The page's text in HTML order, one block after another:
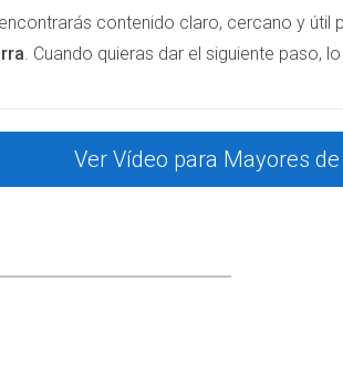
DE JOSÉ Y ANA
moderno en el corazón del Ensanche,
de gente joven y participar en
sino que también les ofrecía
contenido claro, cercano y útil
. Cuando quieras dar el siguiente paso,
Ver Vídeo para Mayores